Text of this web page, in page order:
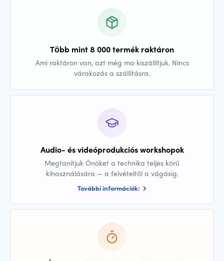
Több mint 8 000 termék raktáron
Ami raktáron van, azt még ma kiszállítjuk. Nincs
várakozás a szállításra.
Audio- és videóprodukciós workshopok
Megtanítjuk Önöket a technika teljes körű
kihasználására — a felvételtől a vágásig.
További információk: